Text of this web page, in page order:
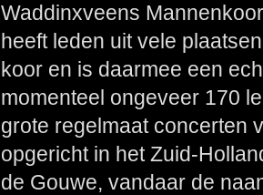
Waddinxveens
heeft leden uit vele
koor en is daarmee een
momenteel ongeveer 170
grote regelmaat concerten
opgericht in het Zuid-
de Gouwe, vandaar de